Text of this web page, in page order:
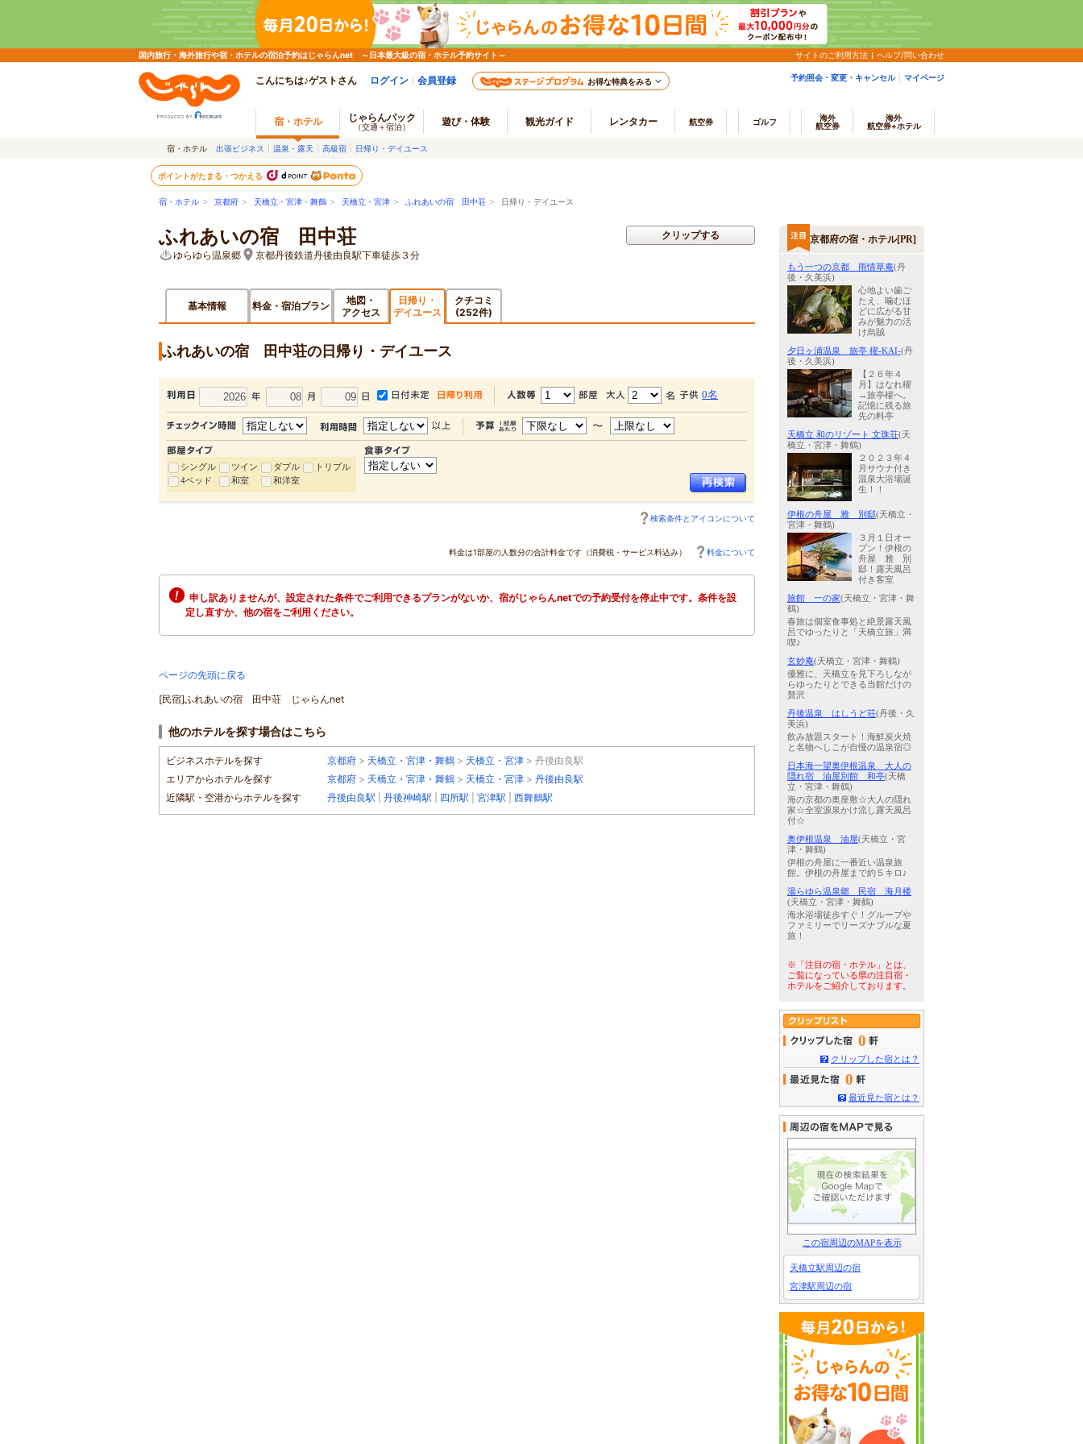
国内旅行・海外旅行や宿・ホテルの宿泊予約はじゃらんnet ～日本最大級の宿・ホテル予約サイト～ サイトのご利用方法 ヘルプ/問い合わせ
こんにちは♪ゲストさん ログイン 会員登録 お得な特典をみる 予約照会・変更・キャンセル マイページ
宿・ホテル じゃらんパック
（交通＋宿泊） 遊び・体験 観光ガイド レンタカー 航空券 ゴルフ
海外
航空券
海外
航空券+ホテル
宿・ホテル 出張ビジネス 温泉・露天 高級宿 日帰り・デイユース
ポイントがたまる・つかえる
宿・ホテル > 京都府 > 天橋立・宮津・舞鶴 > 天橋立・宮津 > ふれあいの宿 田中荘 > 日帰り・デイユース
ふれあいの宿 田中荘
ゆらゆら温泉郷 京都丹後鉄道丹後由良駅下車徒歩３分
クリップする
基本情報 料金・宿泊プラン
地図・
アクセス
日帰り・
デイユース
クチコミ
(252件)
ふれあいの宿 田中荘の日帰り・デイユース
0名
シングル ツイン ダブル
トリプル
4ベッド
和室 和洋室
検索条件とアイコンについて
料金は1部屋の人数分の合計料金です（消費税・サービス料込み） 料金について
申し訳ありませんが、設定された条件でご利用できるプランがないか、宿がじゃらんnetでの予約受付を停止中です。条件を設
定し直すか、他の宿をご利用ください。
ページの先頭に戻る
[民宿]ふれあいの宿 田中荘 じゃらんnet
他のホテルを探す場合はこちら
ビジネスホテルを探す 京都府 > 天橋立・宮津・舞鶴 > 天橋立・宮津 > 丹後由良駅
エリアからホテルを探す
京都府 > 天橋立・宮津・舞鶴 > 天橋立・宮津 > 丹後由良駅
近隣駅・空港からホテルを探す
丹後由良駅 丹後神崎駅 四所駅 宮津駅 西舞鶴駅
京都府の宿・ホテル[PR]
もう一つの京都 雨情草庵(丹
後・久美浜)
心地よい歯ご
たえ、噛むほ
どに広がる甘
みが魅力の活
け烏賊
夕日ヶ浦温泉 旅亭 櫂‐KAI‐(丹
後・久美浜)
【２６年４
月】はなれ櫂
→旅亭櫂へ。
記憶に残る旅
先の料亭
天橋立 和のリゾート 文珠荘(天
橋立・宮津・舞鶴)
２０２３年４
月サウナ付き
温泉大浴場誕
生！！
伊根の舟屋 雅 別邸(天橋立・
宮津・舞鶴)
３月１日オー
プン！伊根の
舟屋 雅 別
邸！露天風呂
付き客室
旅館 一の家(天橋立・宮津・舞
鶴)
春旅は個室食事処と絶景露天風
呂でゆったりと「天橋立旅」満
喫♪
玄妙庵(天橋立・宮津・舞鶴)
優雅に、天橋立を見下ろしなが
らゆったりとできる当館だけの
贅沢
丹後温泉 はしうど荘(丹後・久
美浜)
飲み放題スタート！海鮮炭火焼
と名物へしこが自慢の温泉宿◎
日本海一望奥伊根温泉 大人の
隠れ宿 油屋別館 和亭(天橋
立・宮津・舞鶴)
海の京都の奥座敷☆大人の隠れ
家☆全室源泉かけ流し露天風呂
付☆
奥伊根温泉 油屋(天橋立・宮
津・舞鶴)
伊根の舟屋に一番近い温泉旅
館。伊根の舟屋まで約５キロ♪
湯らゆら温泉郷 民宿 海月楼
(天橋立・宮津・舞鶴)
海水浴場徒歩すぐ！グループや
ファミリーでリーズナブルな夏
旅！
※「注目の宿・ホテル」とは、
ご覧になっている県の注目宿・
ホテルをご紹介しております。
0
クリップした宿とは？
0
最近見た宿とは？
この宿周辺のMAPを表示
天橋立駅周辺の宿
宮津駅周辺の宿